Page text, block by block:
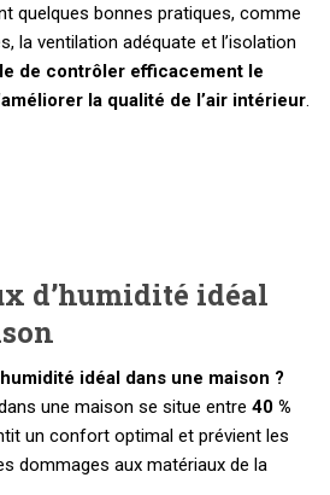
quelques bonnes pratiques, comme
la ventilation adéquate et l’isolation
de contrôler efficacement le
la qualité de l’air intérieur.
d’humidité idéal
idéal dans une maison ?
une maison se situe entre 40 %
un confort optimal et prévient les
dommages aux matériaux de la